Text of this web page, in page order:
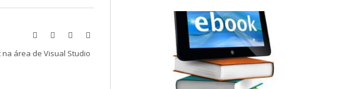
WebsiteFacebook
na área de Visual Studio